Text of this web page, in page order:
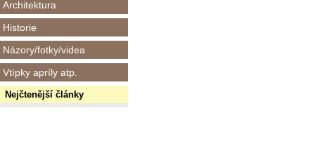
Architektura
Historie
Názory/fotky/videa
Vtípky apríly atp.
Nejčtenější články